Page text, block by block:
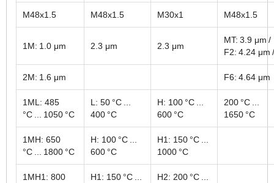
M48x1.5 M48x1.5 M30x1 M48x1.5
1M: 1.0 μm 2.3 μm 2.3 μm
MT: 3.9 μm /
F2: 4.24 μm
2M: 1.6 μm F6: 4.64 μm
1ML: 485
°C ... 1050 °C
L: 50 °C ...
400 °C
H: 100 °C ...
600 °C
200 °C ...
1650 °C
1MH: 650
°C ... 1800 °C
H: 100 °C ...
600 °C
H1: 150 °C ...
1000 °C
1MH1: 800
H1: 150 °C ...
H2: 200 °C ...